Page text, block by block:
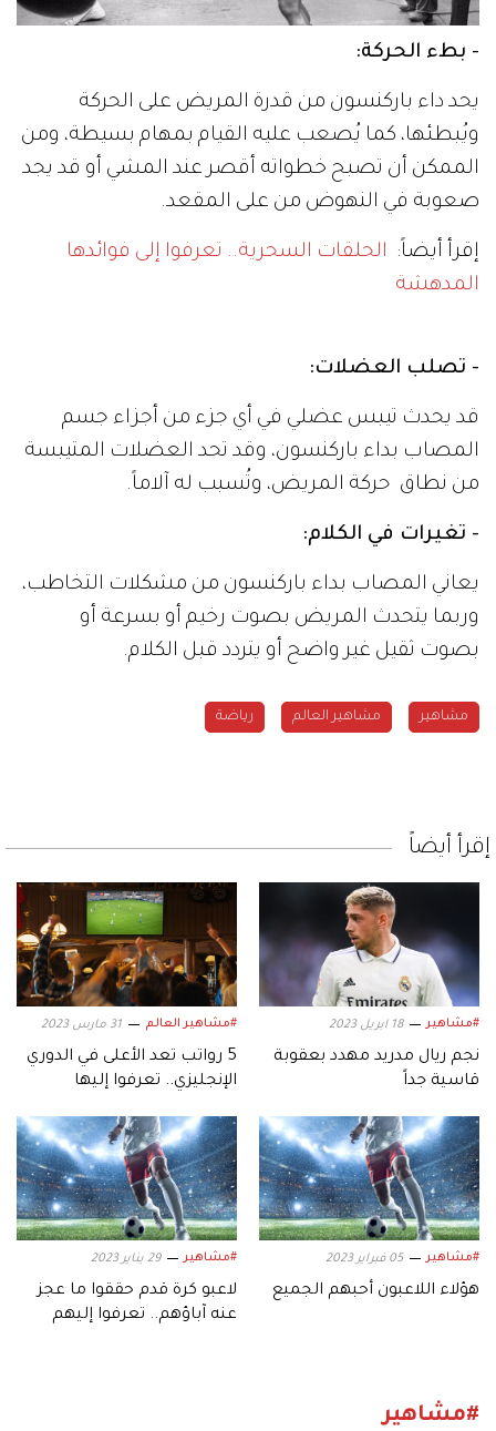
- بطء الحركة:
يحد داء باركنسون من قدرة المريض على الحركة
ويُبطئها، كما يُصعب عليه القيام بمهام بسيطة، ومن
الممكن أن تصبح خطواته أقصر عند المشي أو قد يجد
صعوبة في النهوض من على المقعد.
إقرأ أيضاً: الحلقات السحرية.. تعرفوا إلى فوائدها
المدهشة
- تصلب العضلات:
قد يحدث تيبس عضلي في أي جزء من أجزاء جسم
المصاب بداء باركنسون، وقد تحد العضلات المتيبسة
من نطاق حركة المريض، وتُسبب له آلاماً.
- تغيرات في الكلام:
يعاني المصاب بداء باركنسون من مشكلات التخاطب،
وربما يتحدث المريض بصوت رخيم أو بسرعة أو
بصوت ثقيل غير واضح أو يتردد قبل الكلام.
مشاهير مشاهير العالم رياضة
إقرأ أيضاً
#مشاهير 18 ابريل 2023
نجم ريال مدريد مهدد بعقوبة
قاسية جداً
#مشاهير العالم 31 مارس 2023
5 رواتب تعد الأعلى في الدوري
الإنجليزي.. تعرفوا إليها
#مشاهير 05 فبراير 2023
هؤلاء اللاعبون أحبهم الجميع
#مشاهير 29 يناير 2023
لاعبو كرة قدم حققوا ما عجز
عنه آباؤهم.. تعرفوا إليهم
#مشاهير